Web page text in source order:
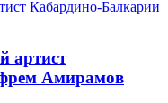
артист
Амирамов